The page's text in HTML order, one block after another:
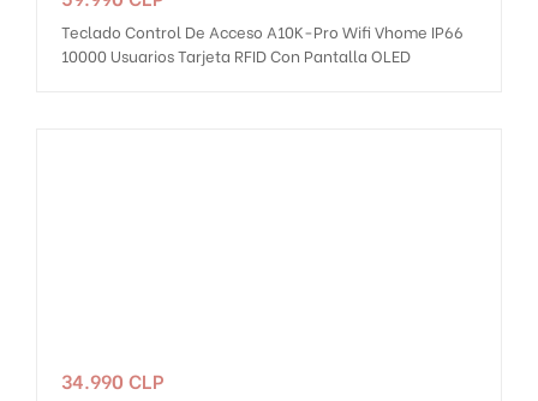
Teclado Control De Acceso A10K-Pro Wifi Vhome IP66
10000 Usuarios Tarjeta RFID Con Pantalla OLED
Precio
34.990 CLP